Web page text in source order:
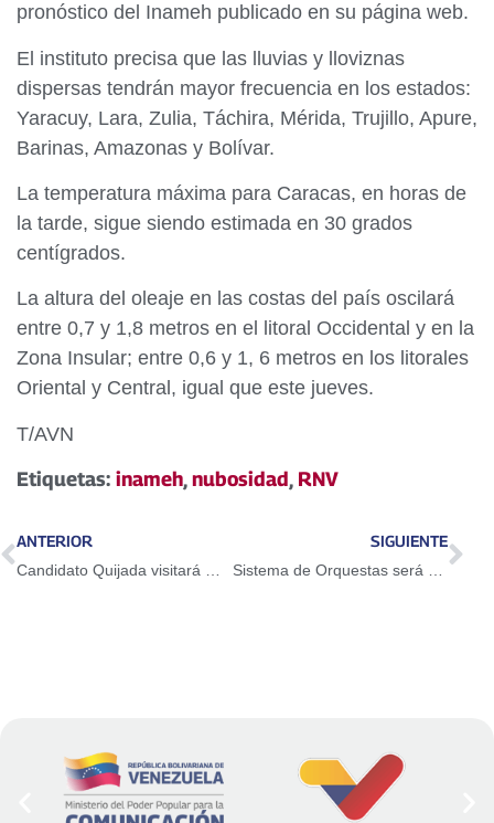
pronóstico del Inameh publicado en su página web.
El instituto precisa que las lluvias y lloviznas
dispersas tendrán mayor frecuencia en los estados:
Yaracuy, Lara, Zulia, Táchira, Mérida, Trujillo, Apure,
Barinas, Amazonas y Bolívar.
La temperatura máxima para Caracas, en horas de
la tarde, sigue siendo estimada en 30 grados
centígrados.
La altura del oleaje en las costas del país oscilará
entre 0,7 y 1,8 metros en el litoral Occidental y en la
Zona Insular; entre 0,6 y 1, 6 metros en los litorales
Oriental y Central, igual que este jueves.
T/AVN
Etiquetas: inameh,nubosidad, RNV
ANTERIOR
Candidato Quijada visitará medio de comunicación en Caracas y Vargas
SIGUIENTE
Sistema de Orquestas será presentado ante la ONU como modelo de prevención del delito